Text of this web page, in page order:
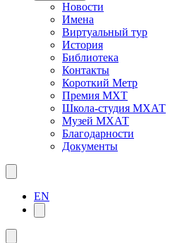
Новости
Имена
Виртуальный тур
История
Библиотека
Контакты
Короткий Метр
Премия МХТ
Школа-студия МХАТ
Музей МХАТ
Благодарности
Документы
EN